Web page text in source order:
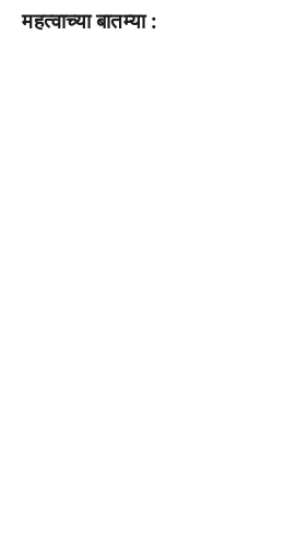
महत्वाच्या बातम्या :